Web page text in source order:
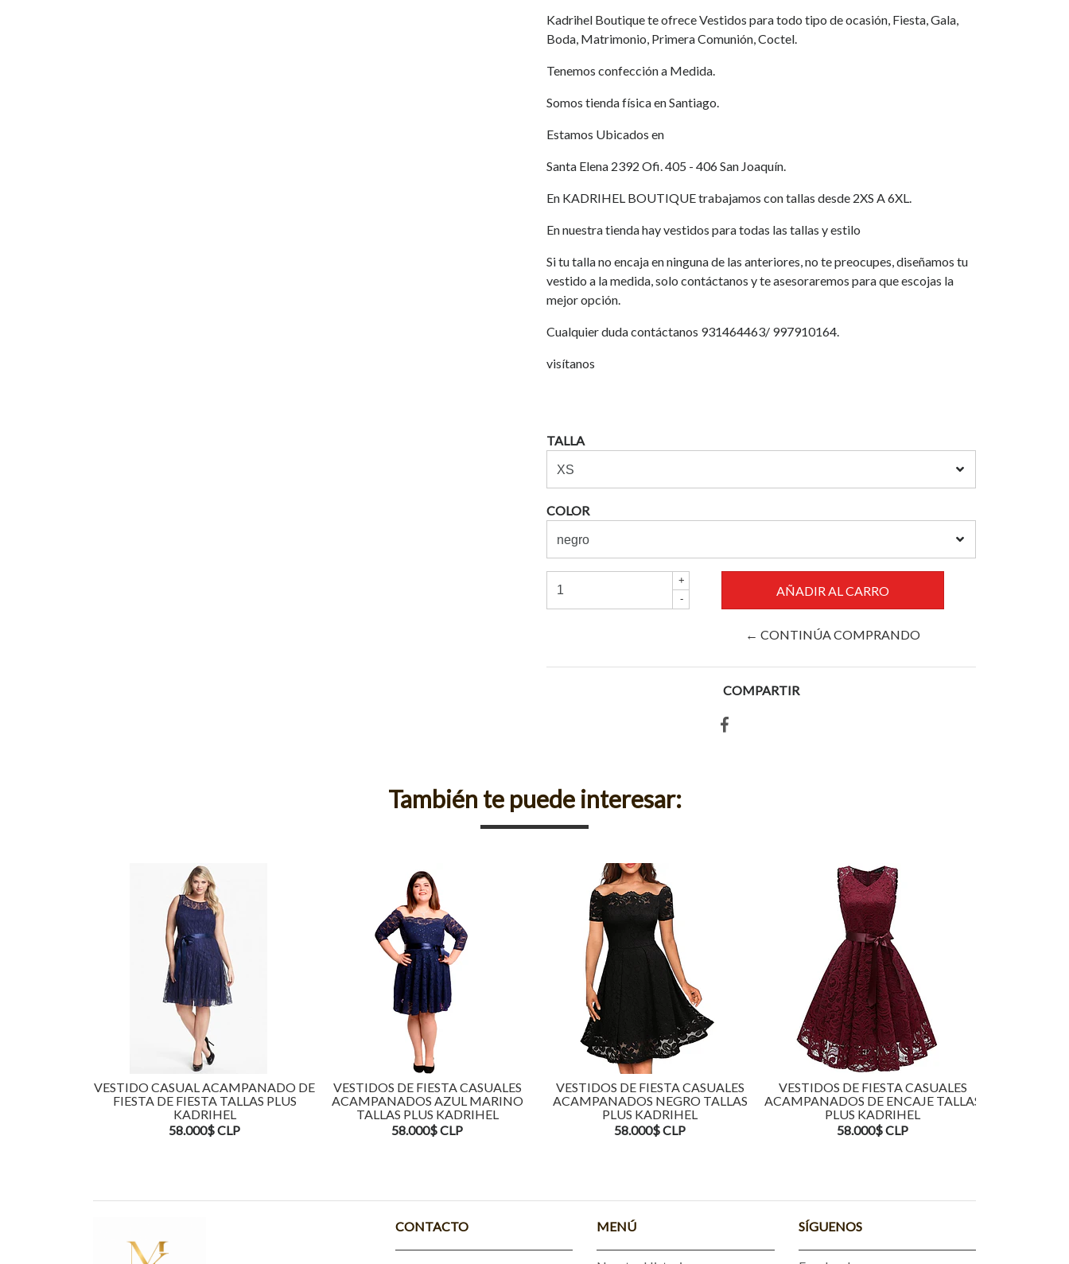
Kadrihel Boutique te ofrece Vestidos para todo tipo de ocasión, Fiesta, Gala,
Boda, Matrimonio, Primera Comunión, Coctel.
Tenemos confección a Medida.
Somos tienda física en Santiago.
Estamos Ubicados en
Santa Elena 2392 Ofi. 405 - 406 San Joaquín.
En KADRIHEL BOUTIQUE trabajamos con tallas desde 2XS A 6XL.
En nuestra tienda hay vestidos para todas las tallas y estilo
Si tu talla no encaja en ninguna de las anteriores, no te preocupes, diseñamos tu
vestido a la medida, solo contáctanos y te asesoraremos para que escojas la
mejor opción.
Cualquier duda contáctanos 931464463/ 997910164.
visítanos
TALLA
COLOR
+
-
← CONTINÚA COMPRANDO
COMPARTIR
También te puede interesar:
VESTIDO CASUAL ACAMPANADO DE
FIESTA DE FIESTA TALLAS PLUS
KADRIHEL
58.000$ CLP
VESTIDOS DE FIESTA CASUALES
ACAMPANADOS AZUL MARINO
TALLAS PLUS KADRIHEL
58.000$ CLP
VESTIDOS DE FIESTA CASUALES
ACAMPANADOS NEGRO TALLAS
PLUS KADRIHEL
58.000$ CLP
VESTIDOS DE FIESTA CASUALES
ACAMPANADOS DE ENCAJE TALLAS
PLUS KADRIHEL
58.000$ CLP
CONTACTO MENÚ SÍGUENOS